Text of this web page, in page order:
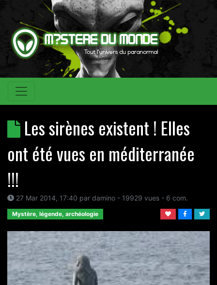
Les sirènes existent ! Elles
ont été vues en méditerranée
!!!
27 Mar 2014, 17:40 par damino - 19929 vues - 6 com.
Mystère, légende, archéologie